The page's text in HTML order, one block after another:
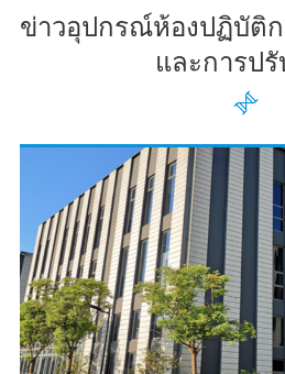
ข่าวอุปกรณ์ห้องปฏิบัติ
และการปรั
